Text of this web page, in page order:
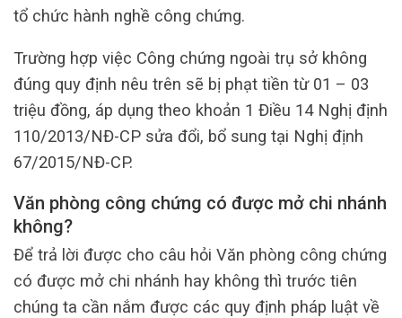
tổ chức hành nghề công chứng.
Trường hợp việc Công chứng ngoài trụ sở không
đúng quy định nêu trên sẽ bị phạt tiền từ 01 – 03
triệu đồng, áp dụng theo khoản 1 Điều 14 Nghị định
110/2013/NĐ-CP sửa đổi, bổ sung tại Nghị định
67/2015/NĐ-CP.
Văn phòng công chứng có được mở chi nhánh
không?
Để trả lời được cho câu hỏi Văn phòng công chứng
có được mở chi nhánh hay không thì trước tiên
chúng ta cần nắm được các quy định pháp luật về